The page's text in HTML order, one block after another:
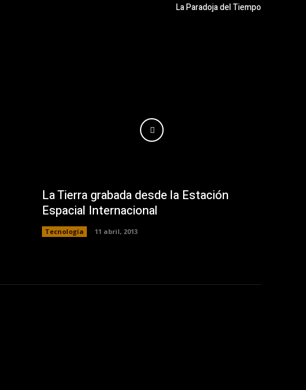
La Paradoja del Tiempo
La Tierra grabada desde la Estación
Espacial Internacional
Tecnología 11 abril, 2013